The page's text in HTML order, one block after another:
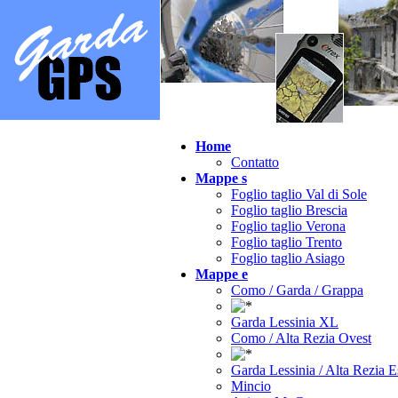
Home
Contatto
Mappe s
Foglio taglio Val di Sole
Foglio taglio Brescia
Foglio taglio Verona
Foglio taglio Trento
Foglio taglio Asiago
Mappe e
Como / Garda / Grappa
Garda Lessinia XL
Como / Alta Rezia Ovest
Garda Lessinia / Alta Rezia
Mincio